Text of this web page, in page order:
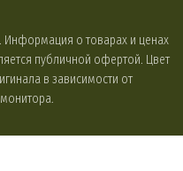
Информация о товарах и ценах
публичной офертой. Цвет
в зависимости от